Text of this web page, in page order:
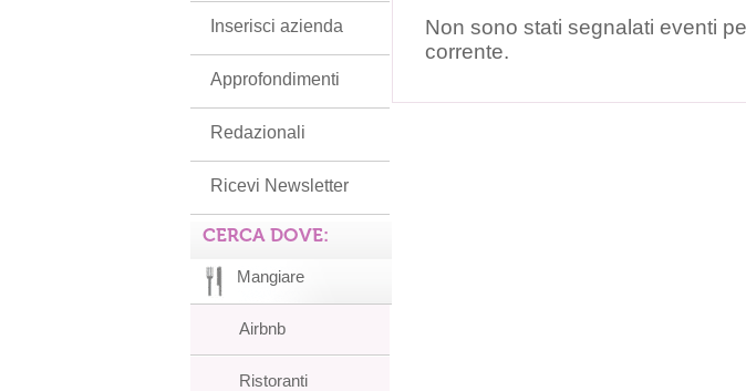
Non sono stati segnalati eventi
corrente.
Inserisci azienda
Approfondimenti
Redazionali
Ricevi Newsletter
CERCA DOVE:
Mangiare
Airbnb
Ristoranti